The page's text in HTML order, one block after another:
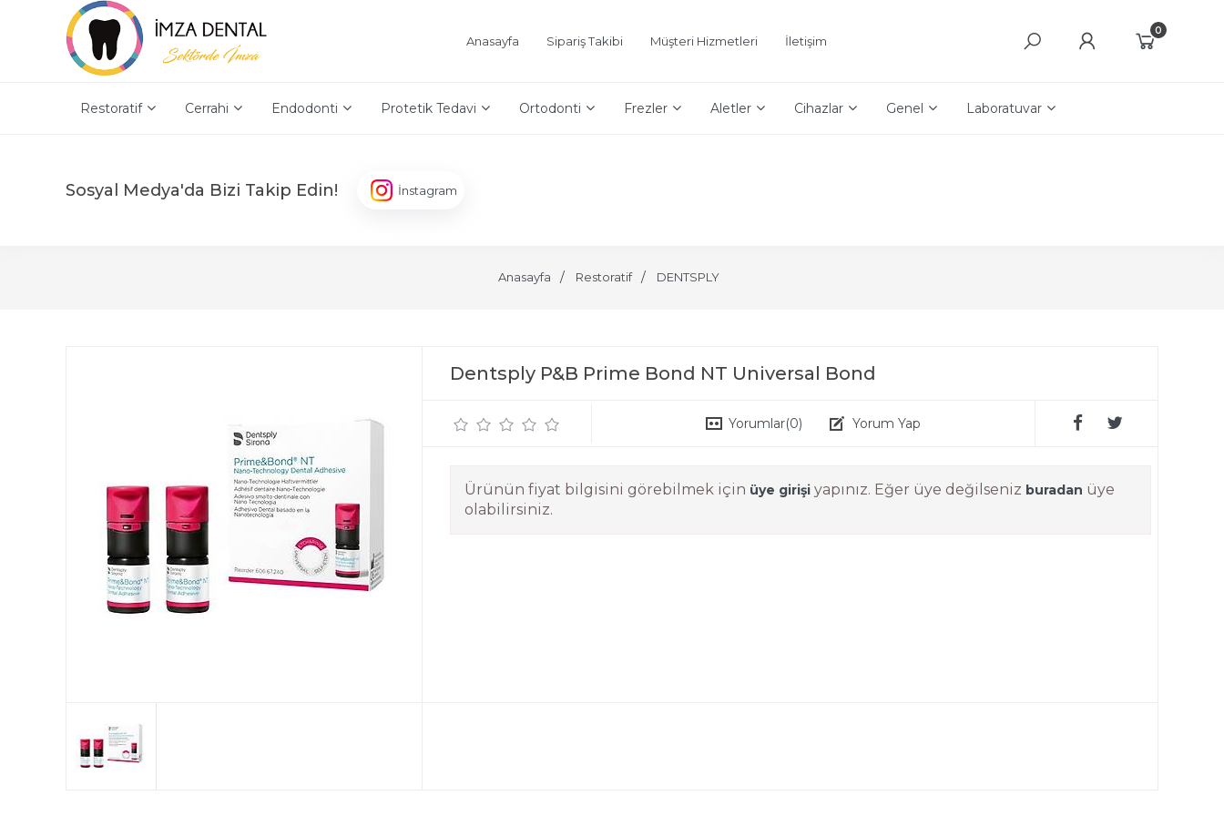
Anasayfa Sipariş Takibi Müşteri Hizmetleri İletişim
0
Restoratif Cerrahi Endodonti Protetik Tedavi Ortodonti Frezler Aletler Cihazlar Genel Laboratuvar
Sosyal Medya'da Bizi Takip Edin! İnstagram
Anasayfa Restoratif DENTSPLY
Dentsply P&B Prime Bond NT Universal Bond
Yorumlar(0) Yorum Yap
Ürünün fiyat bilgisini görebilmek için üye girişi yapınız. Eğer üye değilseniz buradan üye
olabilirsiniz.